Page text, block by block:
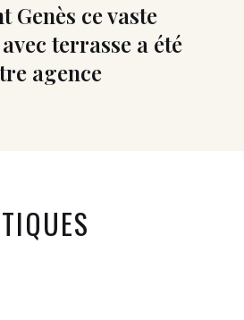
Genès ce vaste
terrasse a été
agence